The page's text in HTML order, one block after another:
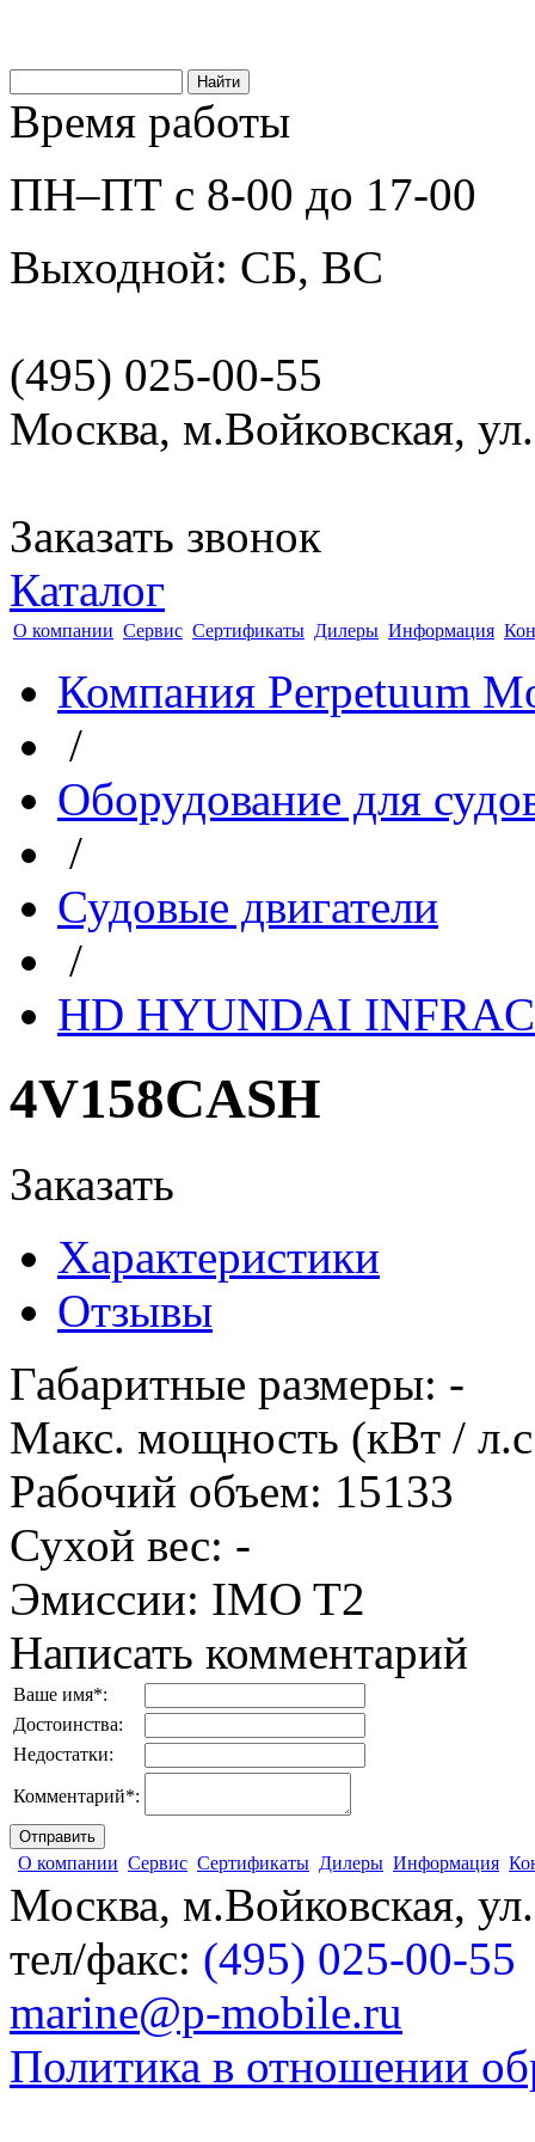
Время работы
ПН–ПТ с 8-00 до 17-00
Выходной: СБ, ВС
(495) 025-00-55
Москва, м.Войковская,
Заказать звонок
Каталог
О компании Сервис Сертификаты Дилеры Информация
Компания Perpetuum
/
Оборудование для
/
Судовые двигатели
/
HD HYUNDAI
4V158CASH
Заказать
Характеристики
Отзывы
Габаритные размеры: -
Макс. мощность (кВт /
Рабочий объем: 15133
Сухой вес: -
Эмиссии: IMO T2
Написать комментарий
Ваше имя*:
Достоинства:
Недостатки:
Комментарий*:
О компании Сервис Сертификаты Дилеры Информация
Москва, м.Войковская,
тел/факс: (495) 025-00-55
marine@p-mobile.ru
Политика в отношении